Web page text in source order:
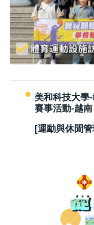
美和科技大學
賽事活動-越南
[運動與休閒